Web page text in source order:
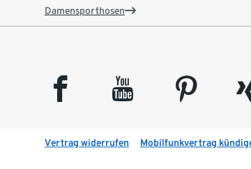
Damensporthosen
facebook youtube pinterest
Vertrag widerrufen Mobilfunkvertrag